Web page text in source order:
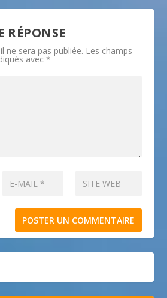
RÉPONSE
ne sera pas publiée. Les champs
avec*